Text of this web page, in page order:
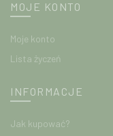
MOJE KONTO
Moje konto
Lista życzeń
INFORMACJE
Jak kupować?